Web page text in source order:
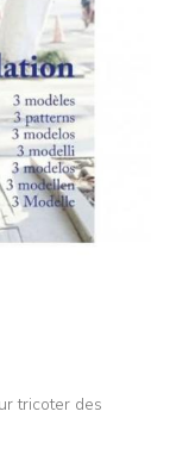
tricoter des